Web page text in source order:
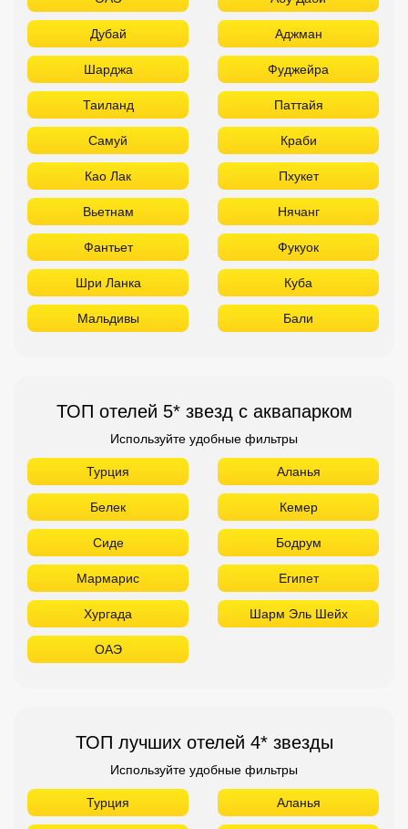
Дубай Аджман
Шарджа Фуджейра
Таиланд Паттайя
Самуй Краби
Као Лак Пхукет
Вьетнам Нячанг
Фантьет Фукуок
Шри Ланка Куба
Мальдивы Бали
ТОП отелей 5* звезд с аквапарком
Используйте удобные фильтры
Турция Аланья
Белек Кемер
Сиде Бодрум
Мармарис Египет
Хургада Шарм Эль Шейх
ОАЭ
ТОП лучших отелей 4* звезды
Используйте удобные фильтры
Турция Аланья